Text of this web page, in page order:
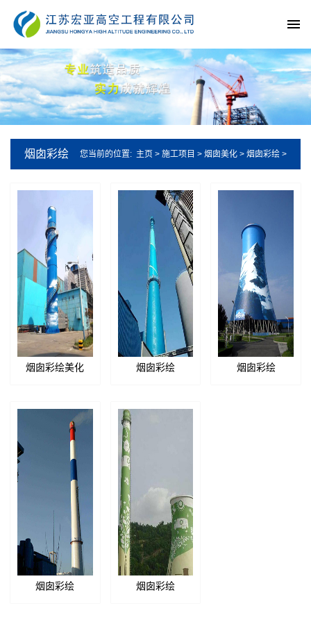
烟囱彩绘 您当前的位置: 主页 > 施工项目 > 烟囱美化 > 烟囱彩绘 >
烟囱彩绘美化 烟囱彩绘 烟囱彩绘
烟囱彩绘 烟囱彩绘